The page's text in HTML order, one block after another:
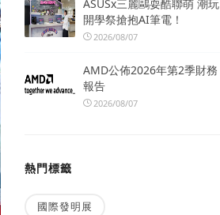
ASUSx三麗鷗耍酷聯萌 潮玩
開學祭搶抱AI筆電！
2026/08/07
AMD公佈2026年第2季財務
報告
2026/08/07
熱門標籤
國際發明展